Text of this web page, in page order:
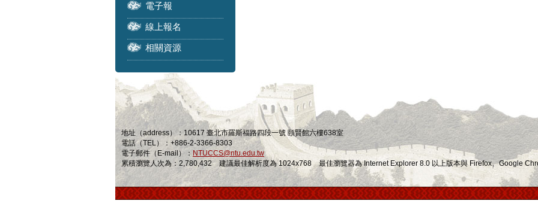
電子報
線上報名
相關資源
地址（address）：10617 臺北市羅斯福路四段一號 頤賢館六樓638室
電話（TEL）：+886-2-3366-8303
電子郵件（E-mail）： NTUCCS@ntu.edu.tw
累積瀏覽人次為：2,780,432 建議最佳解析度為 1024x768 最佳瀏覽器為 Internet Explorer 8.0 以上版本與 Firefox、Google